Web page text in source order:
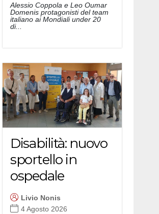
Alessio Coppola e Leo Oumar
Domenis protagonisti del team
italiano ai Mondiali under 20
di...
Disabilità: nuovo
sportello in
ospedale
Livio Nonis
4 Agosto 2026